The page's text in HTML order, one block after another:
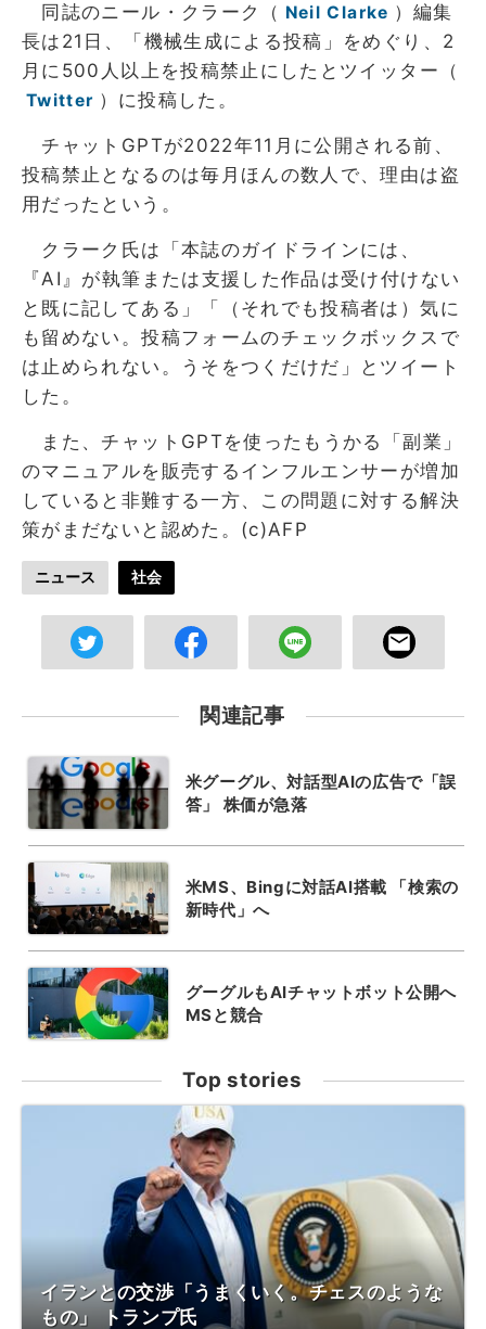
同誌のニール・クラーク（ Neil Clarke ）編集
長は21日、「機械生成による投稿」をめぐり、2
月に500人以上を投稿禁止にしたとツイッター（
Twitter ）に投稿した。
チャットGPTが2022年11月に公開される前、
投稿禁止となるのは毎月ほんの数人で、理由は盗
用だったという。
クラーク氏は「本誌のガイドラインには、
『AI』が執筆または支援した作品は受け付けない
と既に記してある」「（それでも投稿者は）気に
も留めない。投稿フォームのチェックボックスで
は止められない。うそをつくだけだ」とツイート
した。
また、チャットGPTを使ったもうかる「副業」
のマニュアルを販売するインフルエンサーが増加
していると非難する一方、この問題に対する解決
策がまだないと認めた。(c)AFP
ニュース 社会
関連記事
米グーグル、対話型AIの広告で「誤
答」 株価が急落
米MS、Bingに対話AI搭載 「検索の
新時代」へ
グーグルもAIチャットボット公開へ
MSと競合
Top stories
イランとの交渉「うまくいく。チェスのような
もの」 トランプ氏